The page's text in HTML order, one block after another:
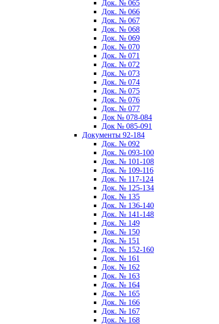
Док. № 065
Док. № 066
Док. № 067
Док. № 068
Док. № 069
Док. № 070
Док. № 071
Док. № 072
Док. № 073
Док. № 074
Док. № 075
Док. № 076
Док. № 077
Док № 078-084
Док № 085-091
Документы 92-184
Док. № 092
Док. № 093-100
Док. № 101-108
Док. № 109-116
Док. № 117-124
Док. № 125-134
Док. № 135
Док. № 136-140
Док. № 141-148
Док. № 149
Док. № 150
Док. № 151
Док. № 152-160
Док. № 161
Док. № 162
Док. № 163
Док. № 164
Док. № 165
Док. № 166
Док. № 167
Док. № 168